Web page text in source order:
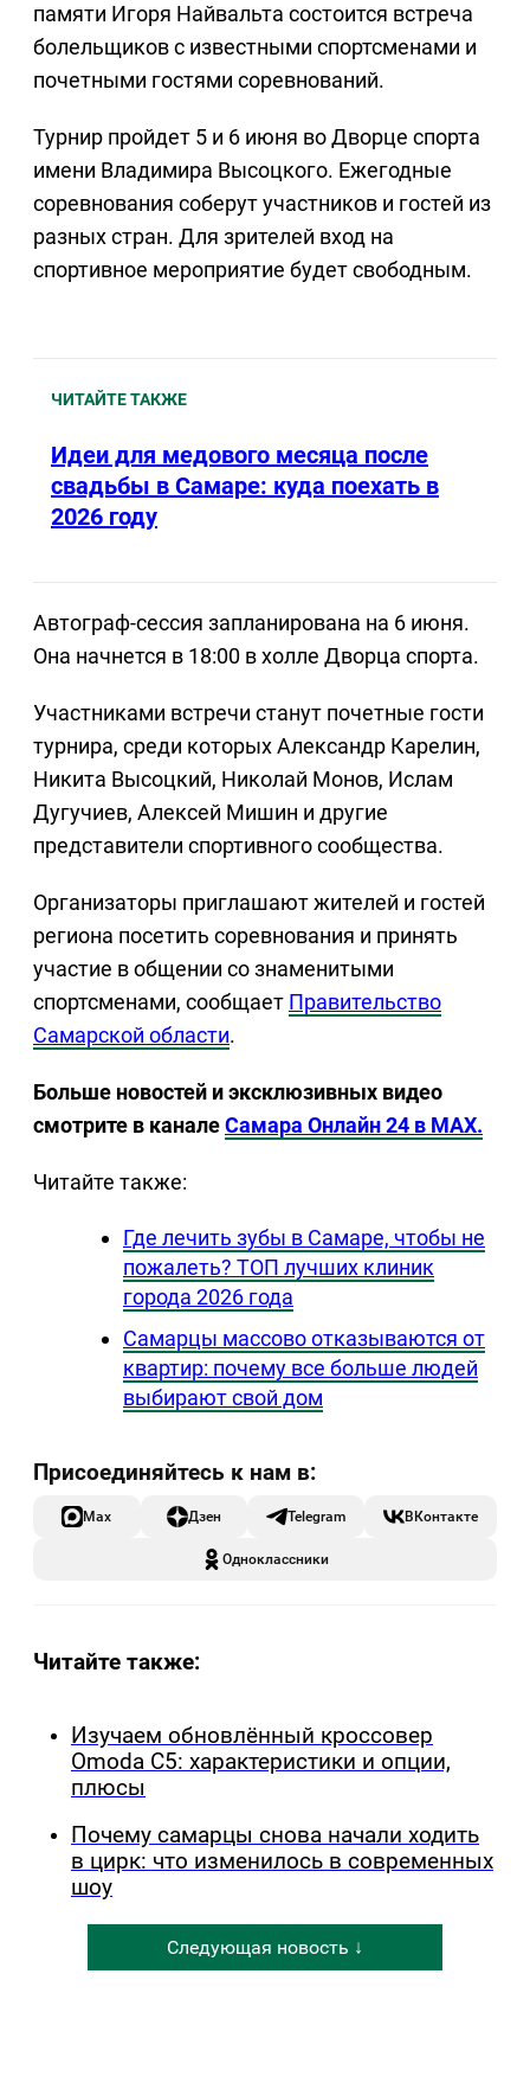
памяти Игоря Найвальта состоится встреча
болельщиков с известными спортсменами и
почетными гостями соревнований.
Турнир пройдет 5 и 6 июня во Дворце спорта
имени Владимира Высоцкого. Ежегодные
соревнования соберут участников и гостей из
разных стран. Для зрителей вход на
спортивное мероприятие будет свободным.
ЧИТАЙТЕ ТАКЖЕ
Идеи для медового месяца после
свадьбы в Самаре: куда поехать в
2026 году
Автограф-сессия запланирована на 6 июня.
Она начнется в 18:00 в холле Дворца спорта.
Участниками встречи станут почетные гости
турнира, среди которых Александр Карелин,
Никита Высоцкий, Николай Монов, Ислам
Дугучиев, Алексей Мишин и другие
представители спортивного сообщества.
Организаторы приглашают жителей и гостей
региона посетить соревнования и принять
участие в общении со знаменитыми
спортсменами, сообщает Правительство
Самарской области.
Больше новостей и эксклюзивных видео
смотрите в каналеСамара Онлайн 24 в MAX.
Читайте также:
Где лечить зубы в Самаре, чтобы не
пожалеть? ТОП лучших клиник
города 2026 года
Самарцы массово отказываются от
квартир: почему все больше людей
выбирают свой дом
Max Дзен Telegram ВКонтакте
Одноклассники
Читайте также:
Изучаем обновлённый кроссовер
Omoda C5: характеристики и опции,
плюсы
Почему самарцы снова начали ходить
в цирк: что изменилось в современных
шоу
Следующая новость ↓